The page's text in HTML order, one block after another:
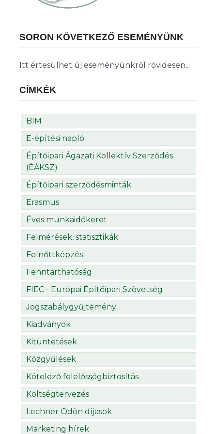
SORON KÖVETKEZŐ ESEMÉNYÜNK
Itt értesülhet új eseményünkről rövidesen...
CÍMKÉK
BIM
E-építési napló
Építőipari Ágazati Kollektív Szerződés
(ÉÁKSZ)
Építőipari szerződésminták
Erasmus
Éves munkaidőkeret
Felmérések, statisztikák
Felnőttképzés
Fenntarthatóság
FIEC - Európai Építőipari Szövetség
Jogszabálygyűjtemény
Kiadványok
Kitüntetések
Közgyűlések
Kötelező felelősségbiztosítás
Költségtervezés
Lechner Ödön díjasok
Marketing hírek